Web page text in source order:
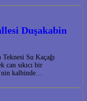
Duşakabin
Su Kaçağı
can sıkıcı bir
kalbinde…